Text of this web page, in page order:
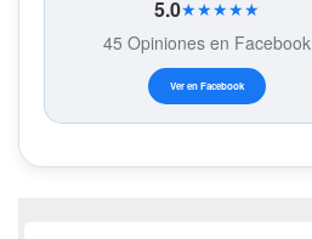
5.0★★★★★
45 Opiniones en Facebook
Ver en Facebook